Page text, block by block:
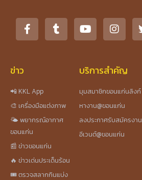
ข่าว
📲 KKL App
🎨 เครื่องมือแต่งภาพ
🌤️ พยากรณ์อากาศ
ขอนแก่น
📰 ข่าวขอนแก่น
🔥 ข่าวเด่นประเด็นร้อน
🎟️ ตรวจสลากกินแบ่ง
บริการสำคัญ
มุมสมาชิกขอนแก่นลิงก์
หางาน@ขอนแก่น
ลงประกาศรับสมัครงาน
อีเวนต์@ขอนแก่น